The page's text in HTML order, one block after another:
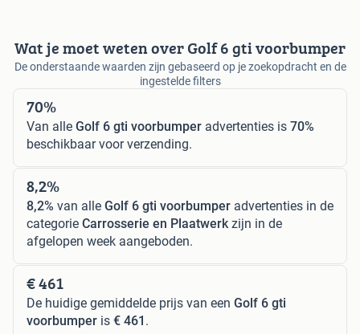
Wat je moet weten over Golf 6 gti voorbumper
De onderstaande waarden zijn gebaseerd op je zoekopdracht en de
ingestelde filters
70%
Van alle Golf 6 gti voorbumper advertenties is 70%
beschikbaar voor verzending.
8,2%
8,2% van alle Golf 6 gti voorbumper advertenties in de
categorie Carrosserie en Plaatwerk zijn in de
afgelopen week aangeboden.
€ 461
De huidige gemiddelde prijs van een Golf 6 gti
voorbumper is € 461 .